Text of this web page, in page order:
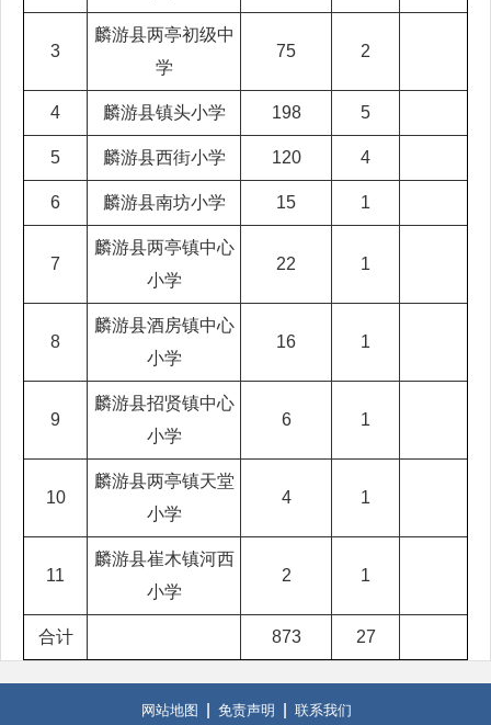
3
麟游县两亭初级中
学
75 2
4 麟游县镇头小学 198 5
5 麟游县西街小学 120 4
6 麟游县南坊小学 15 1
7
麟游县两亭镇中心
小学
22 1
8
麟游县酒房镇中心
小学
16 1
9
麟游县招贤镇中心
小学
6 1
10
麟游县两亭镇天堂
小学
4 1
11
麟游县崔木镇河西
小学
2 1
合计 873 27
网站地图 免责声明 联系我们